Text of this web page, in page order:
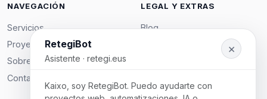
NAVEGACIÓN
Servicios
Proyectos
Sobre mi
Contacto
LEGAL Y EXTRAS
Blog
RetegiBot
Asistente · retegi.eus
×
Kaixo, soy RetegiBot. Puedo ayudarte con